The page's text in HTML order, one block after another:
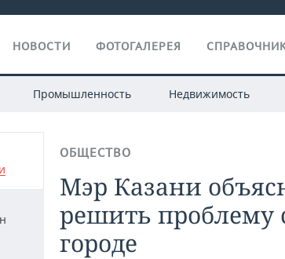
НОВОСТИ ФОТОГАЛЕРЕЯ
Промышленность Недвижимость
ОБЩЕСТВО
Мэр Казани
решить проблему
городе